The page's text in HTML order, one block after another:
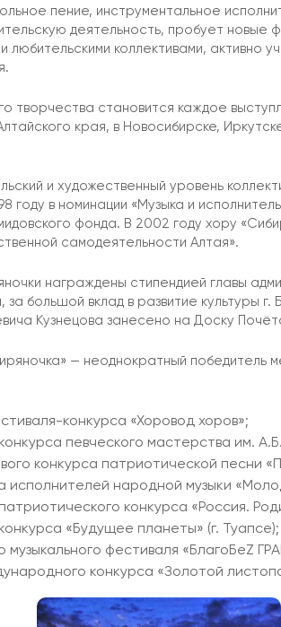
пение, инструментальное
деятельность, пробует новые
любительскими коллективами, активно
творчества становится каждое
края, в Новосибирске,
и художественный уровень
году в номинации «Музыка и
фонда. В 2002 году хору
самодеятельности Алтая».
награждены стипендией главы
за большой вклад в развитие культуры
Кузнецова занесено на Доску
— неоднократный победитель
конкурса «Хоровод хоров»;
певческого мастерства им.
конкурса патриотической песни
исполнителей народной музыки
конкурса «Россия.
«Будущее планеты» (г. Туапсе);
фестиваля «БлагоБеZ
конкурса «Золотой